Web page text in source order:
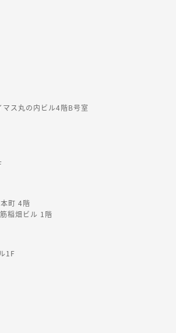
ス丸の内ビル4階B号室
町 4階
稲畑ビル 1階
1F